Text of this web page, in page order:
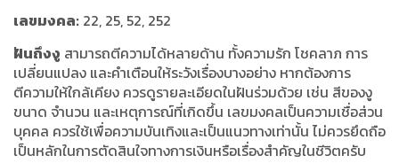
เลขมงคล: 22, 25, 52, 252
ฝันถึงงู สามารถตีความได้หลายด้าน ทั้งความรัก โชคลาภ การ
เปลี่ยนแปลง และคำเตือนให้ระวังเรื่องบางอย่าง หากต้องการ
ตีความให้ใกล้เคียง ควรดูรายละเอียดในฝันร่วมด้วย เช่น สีของงู
ขนาด จำนวน และเหตุการณ์ที่เกิดขึ้น เลขมงคลเป็นความเชื่อส่วน
บุคคล ควรใช้เพื่อความบันเทิงและเป็นแนวทางเท่านั้น ไม่ควรยึดถือ
เป็นหลักในการตัดสินใจทางการเงินหรือเรื่องสำคัญในชีวิตครับ